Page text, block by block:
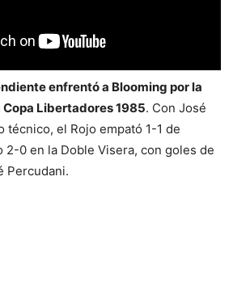
enfrentó a Blooming por la
Libertadores 1985. Con José
técnico, el Rojo empató 1-1 de
2-0 en la Doble Visera, con goles de
Percudani.